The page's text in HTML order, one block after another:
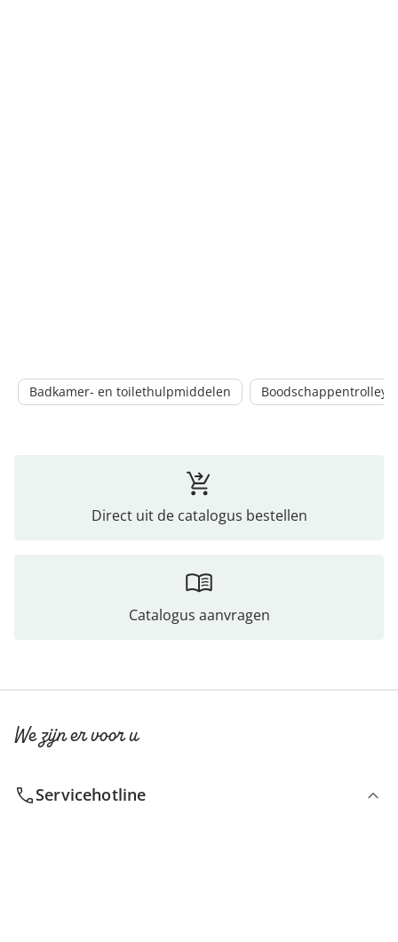
Badkamer- en toilethulpmiddelen Boodschappentrolleys
Direct uit de catalogus bestellen
Catalogus aanvragen
We zijn er voor u
Servicehotline